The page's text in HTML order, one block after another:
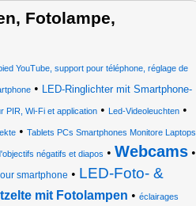
Fotolampe,
YouTube, support pour téléphone, réglage de
• LED-Ringlichter mit Smartphone-
PIR, Wi-Fi et application • Led-Videoleuchten •
• Tablets PCs Smartphones Monitore Laptops
négatifs et diapos • Webcams•
smartphone • LED-Foto- &
mit Fotolampen • éclairages